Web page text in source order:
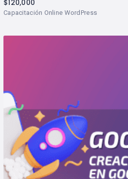
Capacitación Online WordPress
$120,000